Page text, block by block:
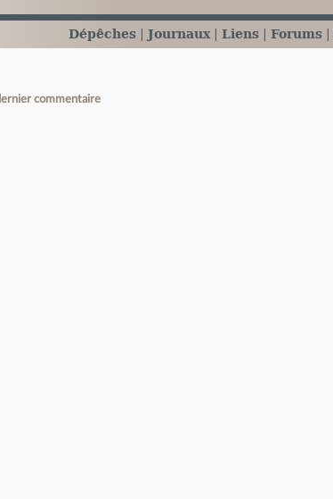
Dépêches Journaux Liens Forums
commentaire